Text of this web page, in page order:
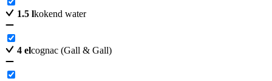
1.5 lkokend water
4 elcognac (Gall & Gall)